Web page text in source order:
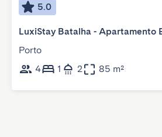
5.0
LuxiStay Batalha - Apartamento
Porto
4
1 2 85 m²